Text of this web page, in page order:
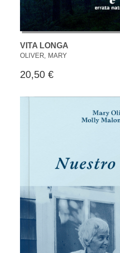
VITA LONGA
OLIVER, MARY
20,50 €